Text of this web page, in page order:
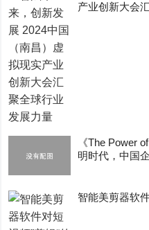
产业创新大会
《The Power
明时代，中国
智能美剪器软